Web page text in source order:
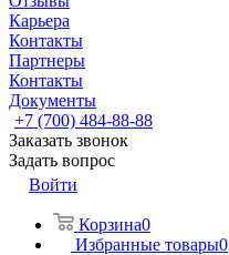
Карьера
Контакты
Партнеры
Контакты
Документы
+7 (700) 484-88-88
Заказать звонок
Задать вопрос
Войти
Корзина0
Избранные товары0